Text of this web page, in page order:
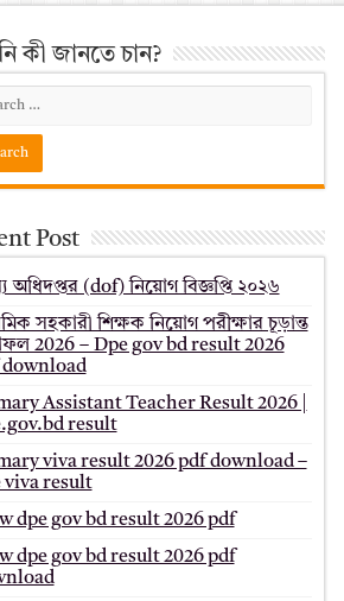
কী জানতে চান?
Post
অধিদপ্তর (dof) নিয়োগ বিজ্ঞপ্তি ২০২৬
সহকারী শিক্ষক নিয়োগ পরীক্ষার চূড়ান্ত
2026 – Dpe gov bd result 2026
Assistant Teacher Result 2026 |
result
viva result 2026 pdf download –
viva result
dpe gov bd result 2026 pdf
dpe gov bd result 2026 pdf